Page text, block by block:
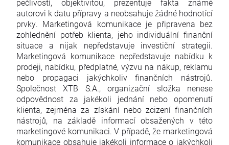
pečlivostí, objektivitou, prezentuje fakta známé
autorovi k datu přípravy a neobsahuje žádné hodnotící
prvky. Marketingová komunikace je připravena bez
zohlednění potřeb klienta, jeho individuální finanční
situace a nijak nepředstavuje investiční strategii.
Marketingová komunikace nepředstavuje nabídku k
prodeji, nabídku, předplatné, výzvu na nákup, reklamu
nebo propagaci jakýchkoliv finančních nástrojů.
Společnost XTB S.A., organizační složka nenese
odpovědnost za jakékoli jednání nebo opomenutí
klienta, zejména za získání nebo zcizení finančních
nástrojů, na základě informací obsažených v této
marketingové komunikaci. V případě, že marketingová
komunikace obsahuje jakékoli informace o jakýchkoli